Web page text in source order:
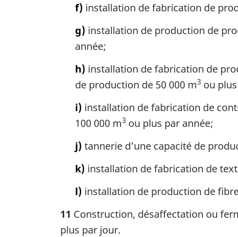
f) installation de fabrication de
g) installation de production de
année;
h) installation de fabrication de
de production de 50 000 m3 ou
i) installation de fabrication de
100 000 m3 ou plus par année;
j) tannerie d’une capacité de
k) installation de fabrication de
l) installation de production de
11 Construction, désaffectation ou
plus par jour.